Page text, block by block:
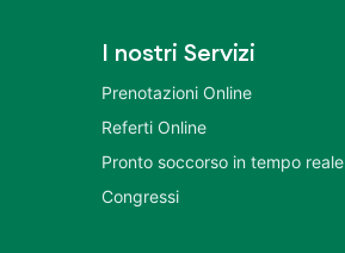
I nostri Servizi
Prenotazioni Online
Referti Online
Pronto soccorso in tempo reale
Congressi